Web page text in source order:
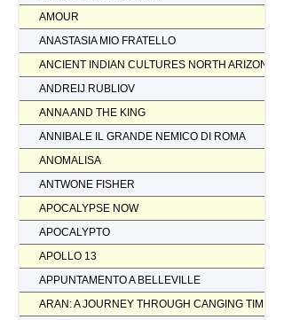
AMOUR
ANASTASIA MIO FRATELLO
ANCIENT INDIAN CULTURES NORTH ARIZONA
ANDREIJ RUBLIOV
ANNA AND THE KING
ANNIBALE IL GRANDE NEMICO DI ROMA
ANOMALISA
ANTWONE FISHER
APOCALYPSE NOW
APOCALYPTO
APOLLO 13
APPUNTAMENTO A BELLEVILLE
ARAN: A JOURNEY THROUGH CANGING TIMES